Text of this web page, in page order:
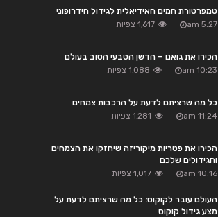
טמפרטורת המים האידיאלית לגידול הידרופוני
5:27 am 1,617 צפיות
הכירו את גואנו – הדשן הטבעי הטוב בעולם
10:23 am 1,088 צפיות
כל מה שרציתם לדעת על הרכבות צמחים
11:24 am 1,281 צפיות
הכירו את פטריות מיקוריזה שיחזקו את הצמחים
והגידולים שלכם
10:16 am 1,017 צפיות
העולם עובר לקוקוס: כל מה שרציתם לדעת על
מצע גידול קוקוס